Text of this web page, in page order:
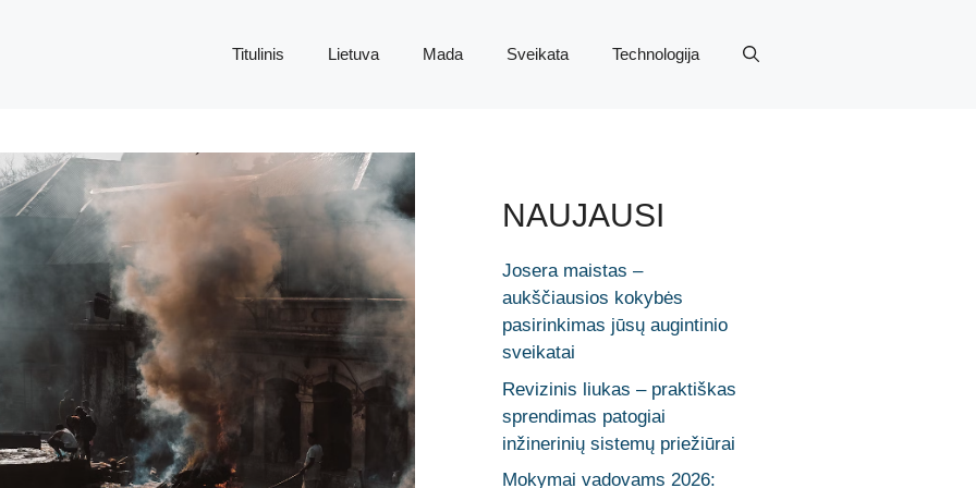
Titulinis Lietuva Mada Sveikata Technologija
NAUJAUSI
Josera maistas –
aukščiausios kokybės
pasirinkimas jūsų augintinio
sveikatai
Revizinis liukas – praktiškas
sprendimas patogiai
inžinerinių sistemų priežiūrai
Mokymai vadovams 2026: